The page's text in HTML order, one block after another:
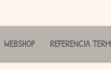
WEBSHOP REFERENCIA